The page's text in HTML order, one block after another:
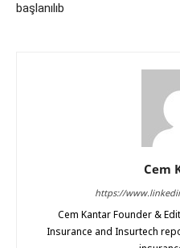
başlanılıb
Cem
https://
Cem Kantar Founder &
Insurance and Insurtech